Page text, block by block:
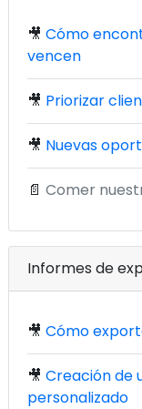
🎥 Cómo
vencen
🎥 Priorizar
🎥 Nuevas
📄 Comer
Informes de
🎥 Cómo
🎥 Creación de
personalizado